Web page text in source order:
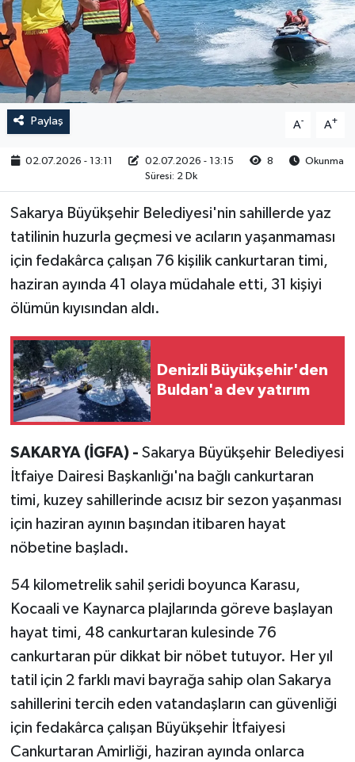
Paylaş A- A+
02.07.2026 - 13:11 02.07.2026 - 13:15 8
Okunma
Süresi: 2 Dk
Sakarya Büyükşehir Belediyesi'nin sahillerde yaz
tatilinin huzurla geçmesi ve acıların yaşanmaması
için fedakârca çalışan 76 kişilik cankurtaran timi,
haziran ayında 41 olaya müdahale etti, 31 kişiyi
ölümün kıyısından aldı.
Denizli Büyükşehir'den
Buldan'a dev yatırım
SAKARYA (İGFA) - Sakarya Büyükşehir Belediyesi
İtfaiye Dairesi Başkanlığı'na bağlı cankurtaran
timi, kuzey sahillerinde acısız bir sezon yaşanması
için haziran ayının başından itibaren hayat
nöbetine başladı.
54 kilometrelik sahil şeridi boyunca Karasu,
Kocaali ve Kaynarca plajlarında göreve başlayan
hayat timi, 48 cankurtaran kulesinde 76
cankurtaran pür dikkat bir nöbet tutuyor. Her yıl
tatil için 2 farklı mavi bayrağa sahip olan Sakarya
sahillerini tercih eden vatandaşların can güvenliği
için fedakârca çalışan Büyükşehir İtfaiyesi
Cankurtaran Amirliği, haziran ayında onlarca
RESMİ İLAN